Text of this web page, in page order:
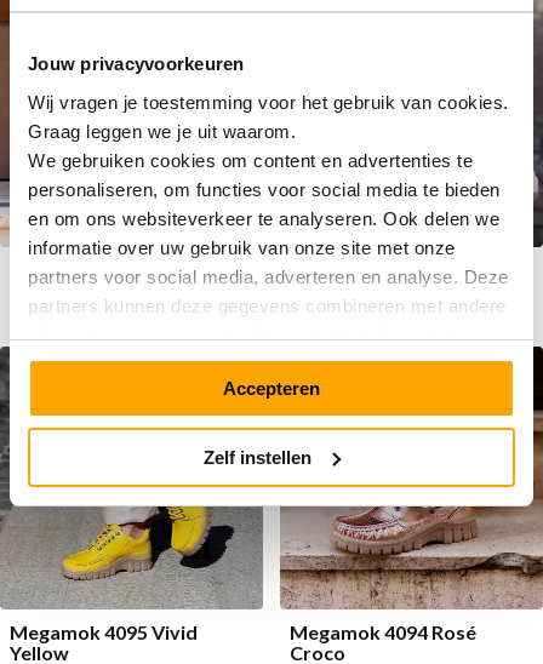
Jouw privacyvoorkeuren
Wij vragen je toestemming voor het gebruik van cookies.
Graag leggen we je uit waarom.
We gebruiken cookies om content en advertenties te
personaliseren, om functies voor social media te bieden
en om ons websiteverkeer te analyseren. Ook delen we
informatie over uw gebruik van onze site met onze
partners voor social media, adverteren en analyse. Deze
partners kunnen deze gegevens combineren met andere
informatie die u aan ze heeft verstrekt of die ze hebben
verzameld op basis van uw gebruik van hun services.
Accepteren
Zelf instellen
MPS3 6607 Retro Blue
Vanaf
€ 199,90
MPS3 6608 Pink
Vanaf
€ 199,90
Megamok 4095 Vivid
Yellow
Megamok 4094 Rosé
Croco